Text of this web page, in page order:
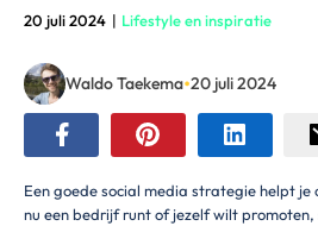
20 juli 2024 | Lifestyle en inspiratie
Waldo Taekema•20 juli 2024
Een goede social media strategie helpt je
nu een bedrijf runt of jezelf wilt